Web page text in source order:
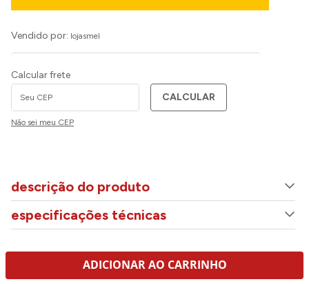
Vendido por: lojasmel
Calcular frete
CALCULAR
Não sei meu CEP
descrição do produto
especificações técnicas
ADICIONAR AO CARRINHO